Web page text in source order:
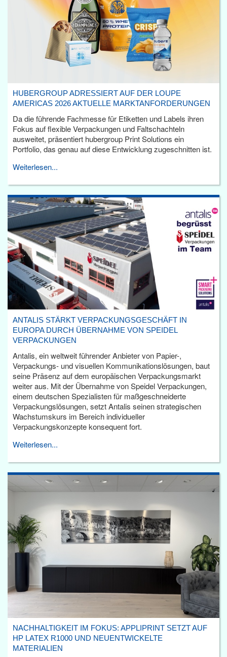
HUBERGROUP ADRESSIERT AUF DER LOUPE
AMERICAS 2026 AKTUELLE MARKTANFORDERUNGEN
Da die führende Fachmesse für Etiketten und Labels ihren
Fokus auf flexible Verpackungen und Faltschachteln
ausweitet, präsentiert hubergroup Print Solutions ein
Portfolio, das genau auf diese Entwicklung zugeschnitten ist.
Weiterlesen...
ANTALIS STÄRKT VERPACKUNGSGESCHÄFT IN
EUROPA DURCH ÜBERNAHME VON SPEIDEL
VERPACKUNGEN
Antalis, ein weltweit führender Anbieter von Papier-,
Verpackungs- und visuellen Kommunikationslösungen, baut
seine Präsenz auf dem europäischen Verpackungsmarkt
weiter aus. Mit der Übernahme von Speidel Verpackungen,
einem deutschen Spezialisten für maßgeschneiderte
Verpackungslösungen, setzt Antalis seinen strategischen
Wachstumskurs im Bereich individueller
Verpackungskonzepte konsequent fort.
Weiterlesen...
NACHHALTIGKEIT IM FOKUS: APPLIPRINT SETZT AUF
HP LATEX R1000 UND NEUENTWICKELTE
MATERIALIEN